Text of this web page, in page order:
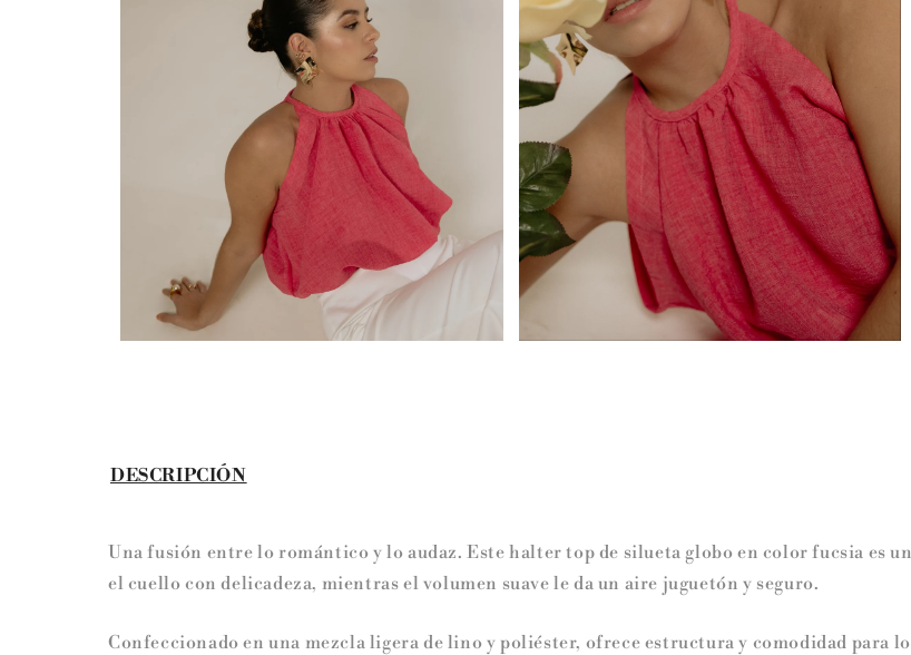
DESCRIPCIÓN
Una fusión entre lo romántico y lo audaz. Este halter top de silueta globo en color fucsia es
el cuello con delicadeza, mientras el volumen suave le da un aire juguetón y seguro.
Confeccionado en una mezcla ligera de lino y poliéster, ofrece estructura y comodidad para